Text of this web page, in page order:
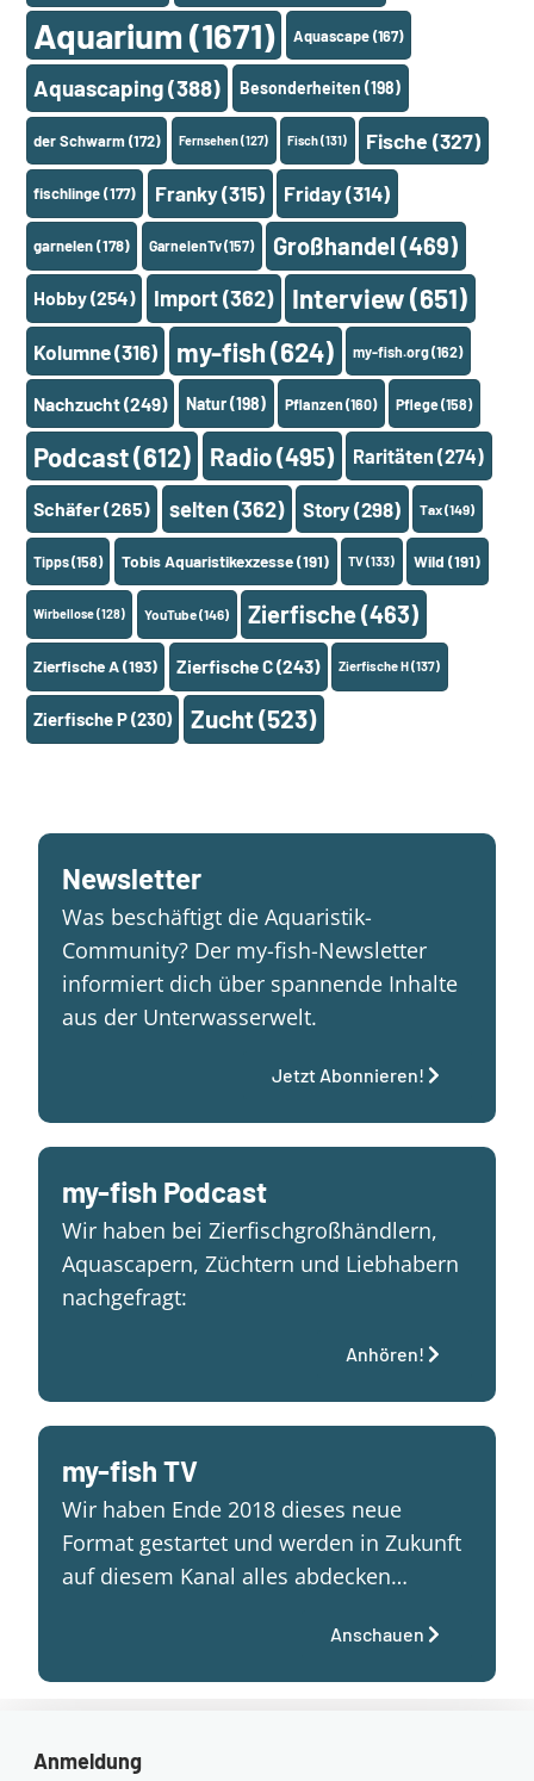
Aquarium (1671) Aquascape(167)
Aquascaping(388) Besonderheiten (198)
der Schwarm(172) Fernsehen(127) Fisch(131) Fische (327)
fischlinge(177) Franky(315) Friday(314)
garnelen(178) GarnelenTv(157) Großhandel (469)
Hobby(254) Import(362) Interview(651)
Kolumne(316) my-fish(624) my-fish.org(162)
Nachzucht(249) Natur(198) Pflanzen(160) Pflege(158)
Podcast(612) Radio(495) Raritäten (274)
Schäfer(265) selten (362) Story (298) Tax(149)
Tipps(158) Tobis Aquaristikexzesse(191) TV(133) Wild (191)
Wirbellose(128) YouTube(146) Zierfische(463)
Zierfische A(193) Zierfische C(243) Zierfische H(137)
Zierfische P(230) Zucht(523)
Newsletter
Was beschäftigt die Aquaristik-
Community? Der my-fish-Newsletter
informiert dich über spannende Inhalte
aus der Unterwasserwelt.
Jetzt Abonnieren!
my-fish Podcast
Wir haben bei Zierfischgroßhändlern,
Aquascapern, Züchtern und Liebhabern
nachgefragt:
Anhören!
my-fish TV
Wir haben Ende 2018 dieses neue
Format gestartet und werden in Zukunft
auf diesem Kanal alles abdecken…
Anschauen
Anmeldung